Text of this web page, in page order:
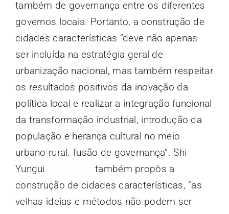
também de governança entre os diferentes
governos locais. Portanto, a construção de
cidades características “deve não apenas
ser incluída na estratégia geral de
urbanização nacional, mas também respeitar
os resultados positivos da inovação da
política local e realizar a integração funcional
da transformação industrial, introdução da
população e herança cultural no meio
urbano-rural. fusão de governança”. Shi
Yungui
(Shi, 2017)também propôs a
construção de cidades características, “as
velhas ideias e métodos não podem ser